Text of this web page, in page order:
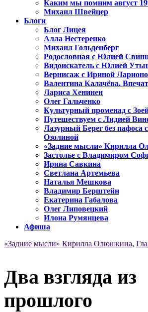
Каким мы помним август
Михаил Швейцер
Блоги
Блог Лицея
Алла Нестеренко
Михаил Гольденберг
Родословная с Юлией
Видоискатель с Юлией
Вернисаж с Ириной
Валентина Калачёва.
Лариса Хенинен
Олег Гальченко
Культурный променад с
Путешествуем с Лидией
Лазурный Берег без пафоса
Озолиной
«Задние мысли» Кирилла
Застолье с Владимиром
Ирина Савкина
Светлана Артемьева
Наталья Мешкова
Владимир Берштейн
Екатерина Габалова
Олег Липовецкий
Илона Румянцева
Афиша
«Задние мысли» Кирилла Олюшкина,
Два взгляда из
прошлого